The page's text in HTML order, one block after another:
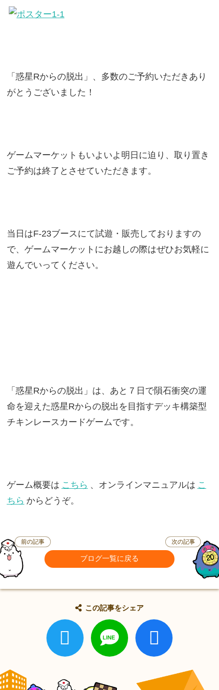
「惑星Rからの脱出」、多数のご予約いただきあり
がとうございました！
ゲームマーケットもいよいよ明日に迫り、取り置き
ご予約は終了とさせていただきます。
当日はF-23ブースにて試遊・販売しておりますの
で、ゲームマーケットにお越しの際はぜひお気軽に
遊んでいってください。
「惑星Rからの脱出」は、あと７日で隕石衝突の運
命を迎えた惑星Rからの脱出を目指すデッキ構築型
チキンレースカードゲームです。
ゲーム概要は こちら 、オンラインマニュアルは こ
ちら からどうぞ。
前の記事
ブログ一覧に戻る
次の記事
この記事をシェア